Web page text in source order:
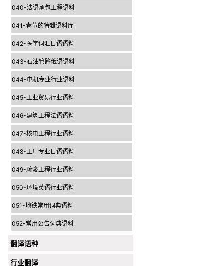
040-法语承包工程语料
041-春节的特辑语料库
042-医学词汇日语语料
043-石油管路俄语语料
044-电机专业行业语料
045-工业贸易行业语料
046-建筑工程法语语料
047-核电工程行业语料
048-工厂专业日语语料
049-疏浚工程行业语料
050-环境英语行业语料
051-地铁常用词典语料
052-常用公告词典语料
翻译语种
行业翻译